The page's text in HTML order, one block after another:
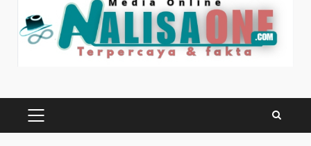
PRIMARY